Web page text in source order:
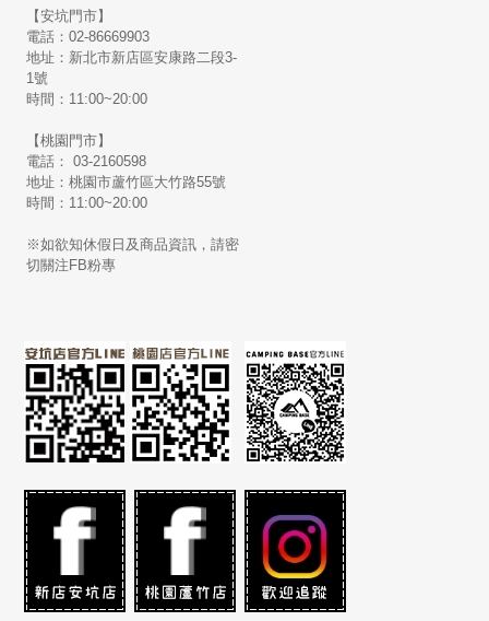
【安坑門市】
電話：02-86669903
地址：新北市新店區安康路二段3-
1號
時間：11:00~20:00
【桃園門市】
電話： 03-2160598
地址：桃園市蘆竹區大竹路55號
時間：11:00~20:00
※如欲知休假日及商品資訊，請密
切關注FB粉專